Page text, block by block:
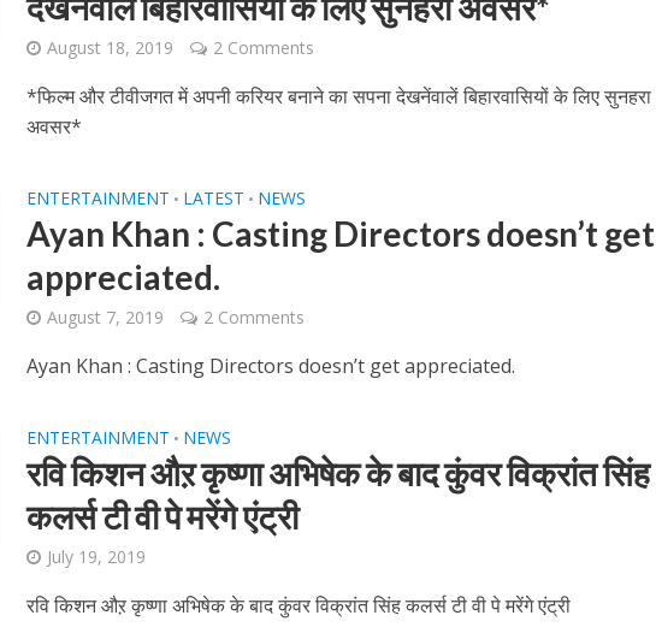
नेहा म्यूजिक वर्ल्ड पर रिलीज हुआ भोजपुरी गीत जिंदगी जियल छोड़ देहब, दर्शकों का मिल रहा भरपूर प्यार
August 18, 2019 2 Comments
*फिल्म और टीवीजगत में अपनी करियर बनाने का सपना देखनेंवालें बिहारवासियों के लिए सुनहरा
अवसर*
ENTERTAINMENT • LATEST • NEWS
Ayan Khan : Casting Directors doesn’t get
appreciated.
August 7, 2019 2 Comments
Ayan Khan : Casting Directors doesn’t get appreciated.
ENTERTAINMENT • NEWS
रवि किशन औऱ कृष्णा अभिषेक के बाद कुंवर विक्रांत सिंह
कलर्स टी वी पे मरेंगे एंट्री
July 19, 2019
रवि किशन औऱ कृष्णा अभिषेक के बाद कुंवर विक्रांत सिंह कलर्स टी वी पे मरेंगे एंट्री